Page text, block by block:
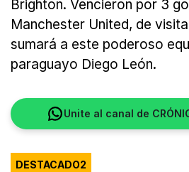
Brighton. Vencieron por 3
Manchester United, de
sumará a este poderoso
paraguayo Diego León.
Unite al canal de
DESTACADO2